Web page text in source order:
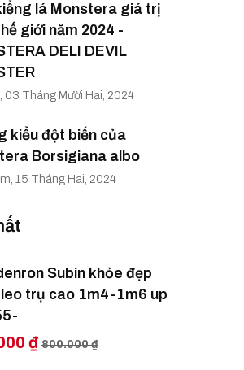
lá Monstera giá trị
giới năm 2024 -
DELI DEVIL
03 Tháng Mười Hai, 2024
kiểu đột biến của
Borsigiana albo
15 Tháng Hai, 2024
Subin khỏe đẹp
trụ cao 1m4-1m6 up
₫ 800.000 ₫